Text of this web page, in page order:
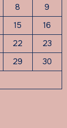
8
9
15
16
22
23
29
30